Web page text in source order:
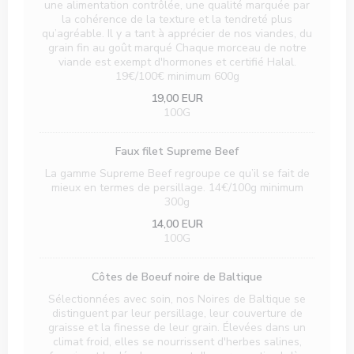
une alimentation contrôlée, une qualité marquée par
la cohérence de la texture et la tendreté plus
qu’agréable. Il y a tant à apprécier de nos viandes, du
grain fin au goût marqué Chaque morceau de notre
viande est exempt d'hormones et certifié Halal.
19€/100€ minimum 600g
19,00 EUR
100G
Faux filet Supreme Beef
La gamme Supreme Beef regroupe ce qu’il se fait de
mieux en termes de persillage. 14€/100g minimum
300g
14,00 EUR
100G
Côtes de Boeuf noire de Baltique
Sélectionnées avec soin, nos Noires de Baltique se
distinguent par leur persillage, leur couverture de
graisse et la finesse de leur grain. Élevées dans un
climat froid, elles se nourrissent d'herbes salines,